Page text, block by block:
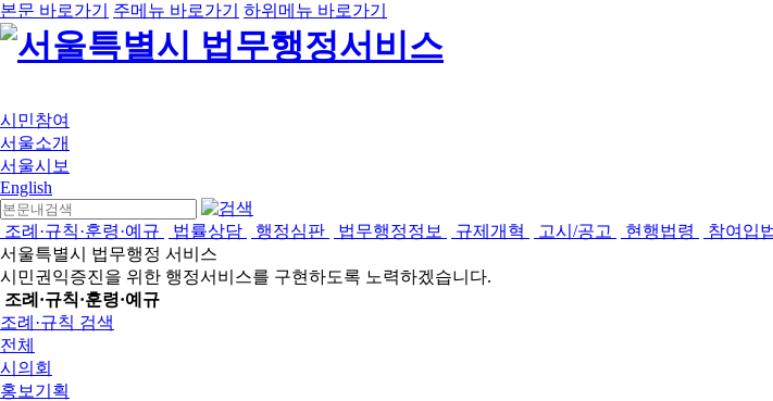
본문 바로가기 주메뉴 바로가기 하위메뉴 바로가기
시민참여
서울소개
서울시보
English
조례·규칙·훈령·예규 법률상담 행정심판 법무행정정보 규제개혁 고시/공고 현행법령 참여입
서울특별시 법무행정 서비스
시민권익증진을 위한 행정서비스를 구현하도록 노력하겠습니다.
조례·규칙·훈령·예규
조례·규칙 검색
전체
시의회
홍보기획